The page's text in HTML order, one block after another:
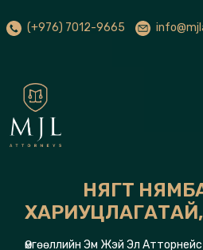
(+976) 7012-9665
НЯГТ
Өмгөөллийн Эм Жэй Эл